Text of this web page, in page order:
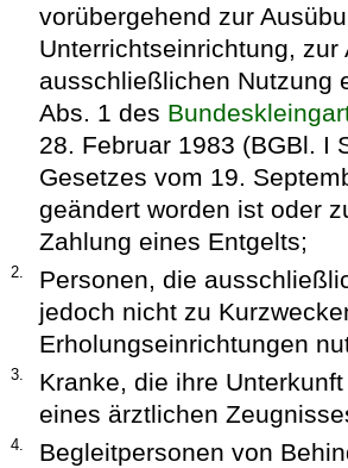
vorübergehend zur
Unterrichtseinrichtung,
ausschließlichen Nutzung
Abs. 1 des
28. Februar 1983 (BGBl. I
Gesetzes vom 19.
geändert worden ist oder
Zahlung eines Entgelts;
2.
Personen, die
jedoch nicht zu
Erholungseinrichtungen
3.
Kranke, die ihre
eines ärztlichen
4.
Begleitpersonen von